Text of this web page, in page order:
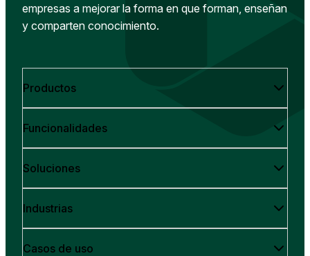
empresas a mejorar la forma en que forman, enseñan
y comparten conocimiento.
Productos
Funcionalidades
Soluciones
Industrias
Casos de uso